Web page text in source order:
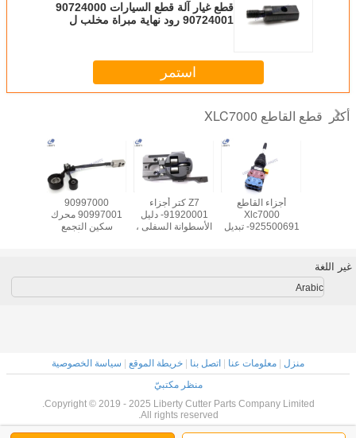
قطع غيار آلة قطع السيارات 90724000
90724001 رود نهاية مبراة مخلب ل
استمر
أكثر قطع القاطع XLC7000
90997000
90997001 محرك
سكين التجمع
Z7 كتر أجزاء
91920001- دليل
الأسطوانة السفلى ،
أجزاء القاطع
Xlc7000
925500691- تبديل
غير اللغة
Arabic
منزل معلومات عنا اتصل بنا خريطة الموقع
سياسة الخصوصية
منظر مكتبيّ
Copyright © 2019 - 2025 Liberty Cutter Parts Company Limited.
All rights reserved.